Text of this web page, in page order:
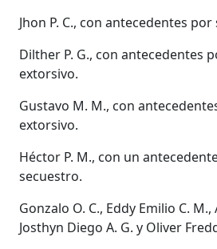
Jhon P. C., con antecedentes
Dilther P. G., con antecedentes
extorsivo.
Gustavo M. M., con
extorsivo.
Héctor P. M., con un
secuestro.
Gonzalo O. C., Eddy Emilio C. M.,
Josthyn Diego A. G. y Oliver